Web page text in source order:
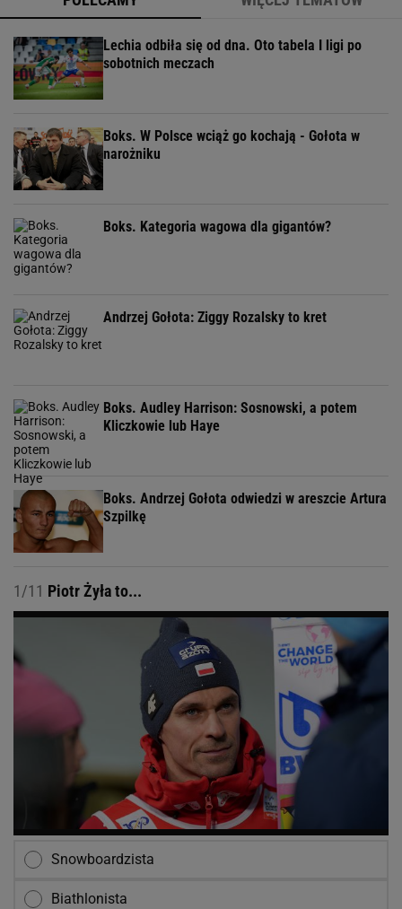
Lechia odbiła się od dna. Oto tabela I ligi po
sobotnich meczach
Boks. W Polsce wciąż go kochają - Gołota w
narożniku
Boks. Kategoria wagowa dla gigantów?
Andrzej Gołota: Ziggy Rozalsky to kret
Boks. Audley Harrison: Sosnowski, a potem
Kliczkowie lub Haye
Boks. Andrzej Gołota odwiedzi w areszcie Artura
Szpilkę
1/11 Piotr Żyła to...
Snowboardzista
Biathlonista